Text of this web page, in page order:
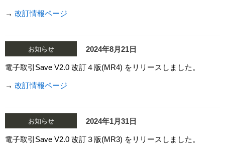
→ 改訂情報ページ
お知らせ 2024年8月21日
電子取引Save V2.0 改訂４版(MR4) をリリースしました。
→ 改訂情報ページ
お知らせ 2024年1月31日
電子取引Save V2.0 改訂３版(MR3) をリリースしました。